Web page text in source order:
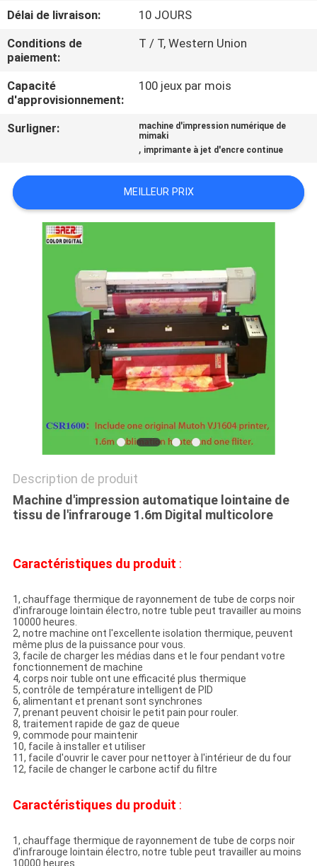
DE
LA
QUALITÉ
CONTACT
TOUS
COMPANY
NEWS
POLITIQUE
DE
CONFIDENTIALITÉ
Délai de livraison:
10 JOURS
Conditions de
paiement:
T / T, Western Union
Capacité
d'approvisionnement:
100 jeux par mois
Surligner:
machine d'impression numérique de
mimaki
, imprimante à jet d'encre continue
MEILLEUR PRIX
Description de produit
Machine d'impression automatique lointaine de
tissu de l'infrarouge 1.6m Digital multicolore
Caractéristiques du produit :
1, chauffage thermique de rayonnement de tube de corps noir
d'infrarouge lointain électro, notre tuble peut travailler au moins
10000 heures.
2, notre machine ont l'excellente isolation thermique, peuvent
même plus de la puissance pour vous.
3, facile de charger les médias dans et le four pendant votre
fonctionnement de machine
4, corps noir tuble ont une efficacité plus thermique
5, contrôle de température intelligent de PID
6, alimentant et prenant sont synchrones
7, prenant peuvent choisir le petit pain pour rouler.
8, traitement rapide de gaz de queue
9, commode pour maintenir
10, facile à installer et utiliser
11, facile d'ouvrir le caver pour nettoyer à l'intérieur de du four
12, facile de changer le carbone actif du filtre
Caractéristiques du produit :
1, chauffage thermique de rayonnement de tube de corps noir
d'infrarouge lointain électro, notre tuble peut travailler au moins
10000 heures.